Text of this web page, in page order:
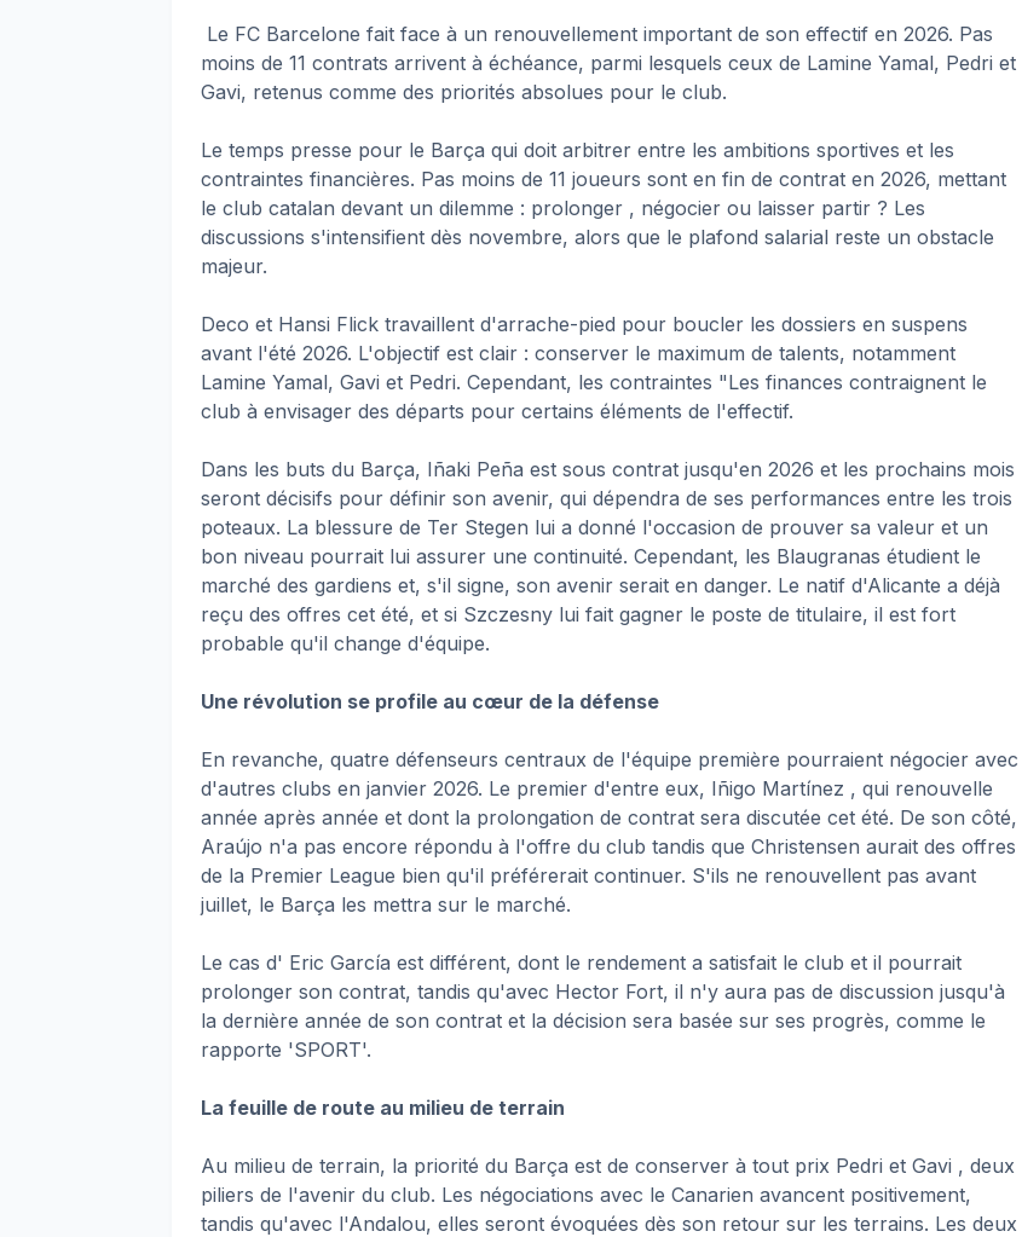
Le FC Barcelone fait face à un renouvellement important de son effectif en 2026. Pas
moins de 11 contrats arrivent à échéance, parmi lesquels ceux de Lamine Yamal, Pedri et
Gavi, retenus comme des priorités absolues pour le club.
Le temps presse pour le Barça qui doit arbitrer entre les ambitions sportives et les
contraintes financières. Pas moins de 11 joueurs sont en fin de contrat en 2026, mettant
le club catalan devant un dilemme : prolonger , négocier ou laisser partir ? Les
discussions s'intensifient dès novembre, alors que le plafond salarial reste un obstacle
majeur.
Deco et Hansi Flick travaillent d'arrache-pied pour boucler les dossiers en suspens
avant l'été 2026. L'objectif est clair : conserver le maximum de talents, notamment
Lamine Yamal, Gavi et Pedri. Cependant, les contraintes "Les finances contraignent le
club à envisager des départs pour certains éléments de l'effectif.
Dans les buts du Barça, Iñaki Peña est sous contrat jusqu'en 2026 et les prochains mois
seront décisifs pour définir son avenir, qui dépendra de ses performances entre les trois
poteaux. La blessure de Ter Stegen lui a donné l'occasion de prouver sa valeur et un
bon niveau pourrait lui assurer une continuité. Cependant, les Blaugranas étudient le
marché des gardiens et, s'il signe, son avenir serait en danger. Le natif d'Alicante a déjà
reçu des offres cet été, et si Szczesny lui fait gagner le poste de titulaire, il est fort
probable qu'il change d'équipe.
Une révolution se profile au cœur de la défense
En revanche, quatre défenseurs centraux de l'équipe première pourraient négocier avec
d'autres clubs en janvier 2026. Le premier d'entre eux, Iñigo Martínez , qui renouvelle
année après année et dont la prolongation de contrat sera discutée cet été. De son côté,
Araújo n'a pas encore répondu à l'offre du club tandis que Christensen aurait des offres
de la Premier League bien qu'il préférerait continuer. S'ils ne renouvellent pas avant
juillet, le Barça les mettra sur le marché.
Le cas d' Eric García est différent, dont le rendement a satisfait le club et il pourrait
prolonger son contrat, tandis qu'avec Hector Fort, il n'y aura pas de discussion jusqu'à
la dernière année de son contrat et la décision sera basée sur ses progrès, comme le
rapporte 'SPORT'.
La feuille de route au milieu de terrain
Au milieu de terrain, la priorité du Barça est de conserver à tout prix Pedri et Gavi , deux
piliers de l'avenir du club. Les négociations avec le Canarien avancent positivement,
tandis qu'avec l'Andalou, elles seront évoquées dès son retour sur les terrains. Les deux